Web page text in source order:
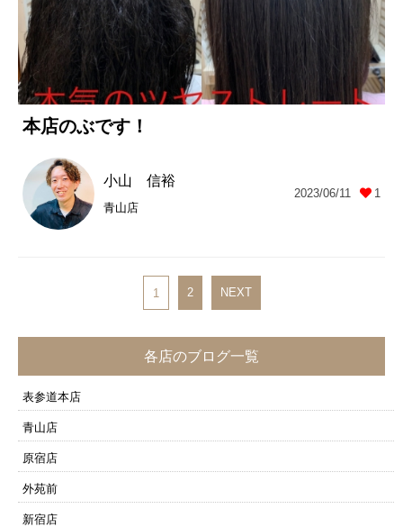
本店のぶです！
小山 信裕
青山店
2023/06/11 1
1 2 NEXT
各店のブログ一覧
表参道本店
青山店
原宿店
外苑前
新宿店